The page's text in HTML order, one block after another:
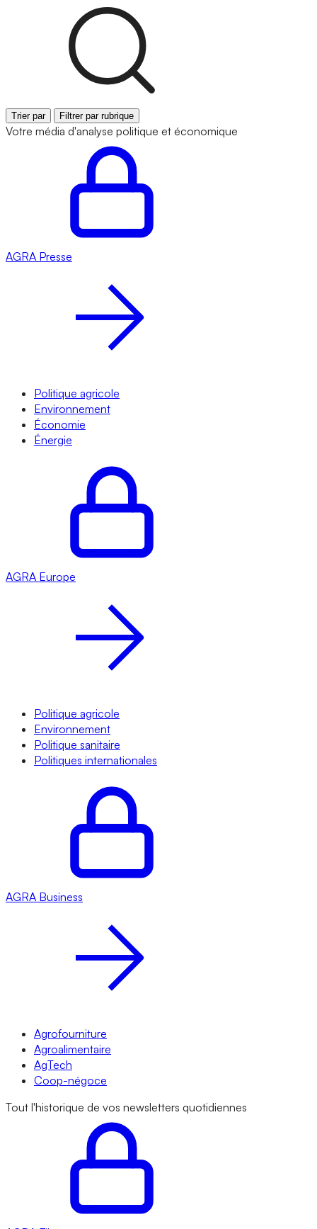
Trier par Filtrer par rubrique
Votre média d'analyse politique et économique
AGRA Presse
Politique agricole
Environnement
Économie
Énergie
AGRA Europe
Politique agricole
Environnement
Politique sanitaire
Politiques internationales
AGRA Business
Agrofourniture
Agroalimentaire
AgTech
Coop-négoce
Tout l'historique de vos newsletters quotidiennes